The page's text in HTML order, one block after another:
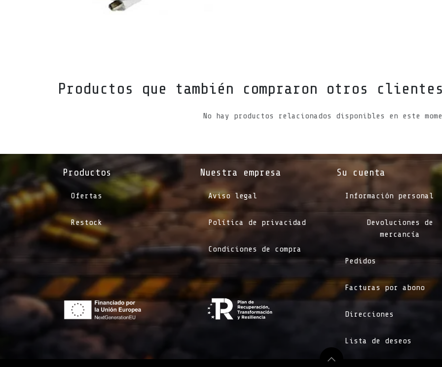
Productos que también compraron otros clientes
No hay productos relacionados disponibles en este
Productos
Ofertas
Restock
Su cuenta
Información personal
Devoluciones de
mercancía
Pedidos
Facturas por abono
Direcciones
Lista de deseos
Nuestra empresa
Aviso legal
Política de privacidad
Condiciones de compra